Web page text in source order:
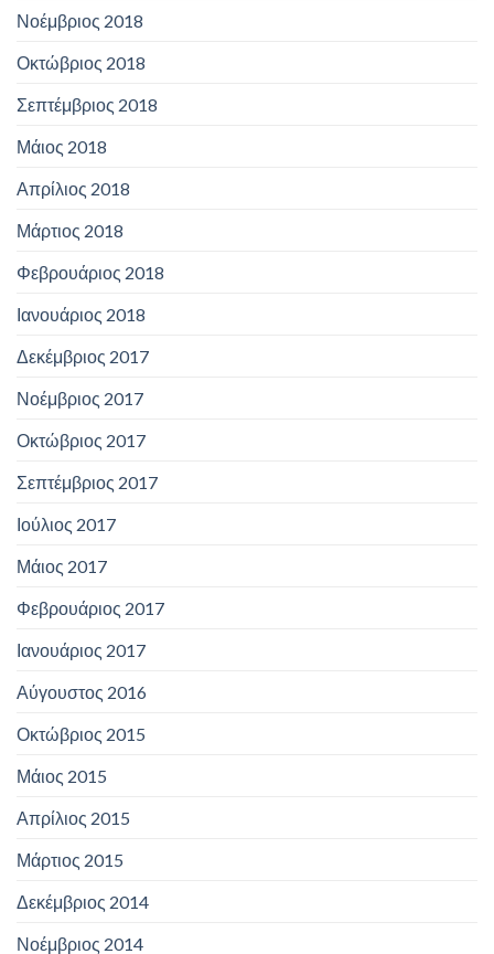
Νοέμβριος 2018
Οκτώβριος 2018
Σεπτέμβριος 2018
Μάιος 2018
Απρίλιος 2018
Μάρτιος 2018
Φεβρουάριος 2018
Ιανουάριος 2018
Δεκέμβριος 2017
Νοέμβριος 2017
Οκτώβριος 2017
Σεπτέμβριος 2017
Ιούλιος 2017
Μάιος 2017
Φεβρουάριος 2017
Ιανουάριος 2017
Αύγουστος 2016
Οκτώβριος 2015
Μάιος 2015
Απρίλιος 2015
Μάρτιος 2015
Δεκέμβριος 2014
Νοέμβριος 2014